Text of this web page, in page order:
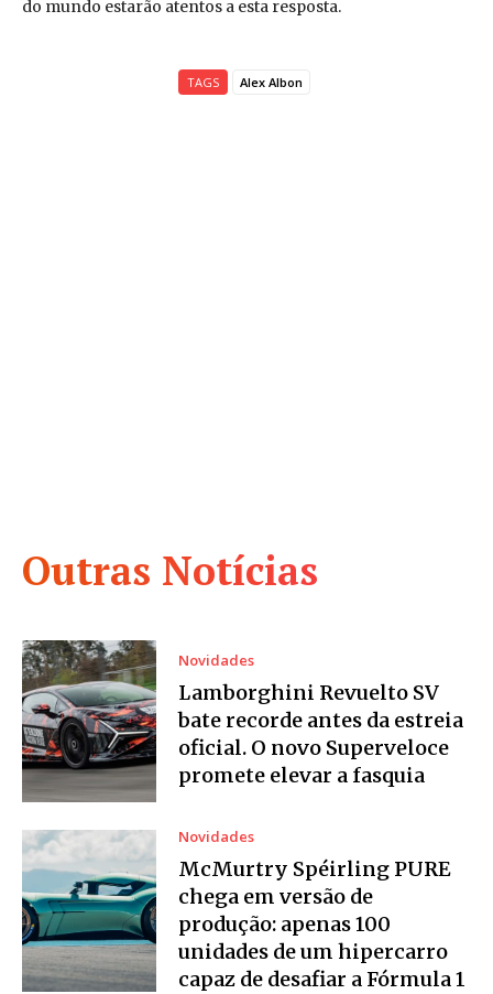
Outras Notícias
Novidades
Lamborghini Revuelto SV
bate recorde antes da estreia
oficial. O novo Superveloce
promete elevar a fasquia
Novidades
McMurtry Spéirling PURE
chega em versão de
produção: apenas 100
unidades de um hipercarro
capaz de desafiar a Fórmula 1
do mundo estarão atentos a esta resposta.
TAGS Alex Albon